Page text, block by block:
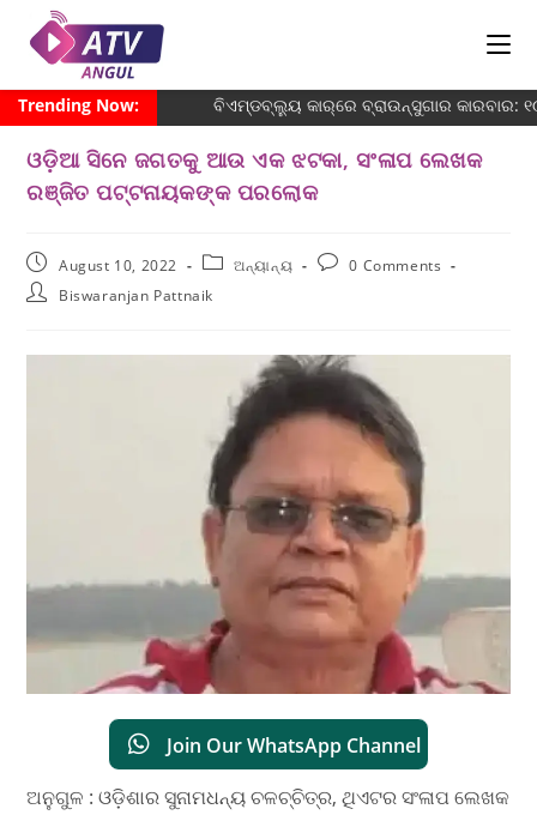
Trending Now: ବିଏମ୍‌ଡବ୍ଲ୍ୟୁ କାର୍‌ରେ ବ୍ରାଉନ୍‌ସୁଗାର କାରବାର:
ଓଡ଼ିଆ ସିନେ ଜଗତକୁ ଆଉ ଏକ ଝଟକା, ସଂଳାପ ଲେଖକ
ରଞ୍ଜିତ ପଟ୍ଟନାୟକଙ୍କ ପରଲୋକ
August 10, 2022 ଅନ୍ୟାନ୍ୟ
0 Comments
Biswaranjan Pattnaik
Join Our WhatsApp Channel
ଅନୁଗୁଳ : ଓଡ଼ିଶାର ସୁନାମଧନ୍ୟ ଚଳଚ୍ଚିତ୍ର, ଥିଏଟର ସଂଳାପ ଲେଖକ